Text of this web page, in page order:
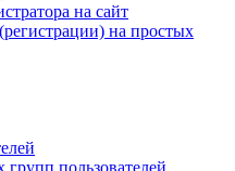
на сайт
на простых
пользователей